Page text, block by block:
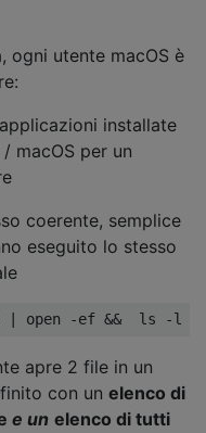
ogni utente macOS è
installate
macOS per un
coerente, semplice
eseguito lo stesso
apre 2 file in un
con un elenco di
e un elenco di tutti